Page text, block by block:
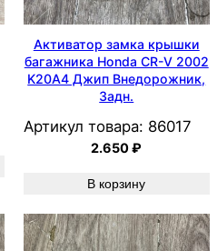
Активатор замка крышки
багажника Honda CR-V 2002
K20A4 Джип Внедорожник,
Задн.
Артикул товара: 86017
2.650₽
В корзину